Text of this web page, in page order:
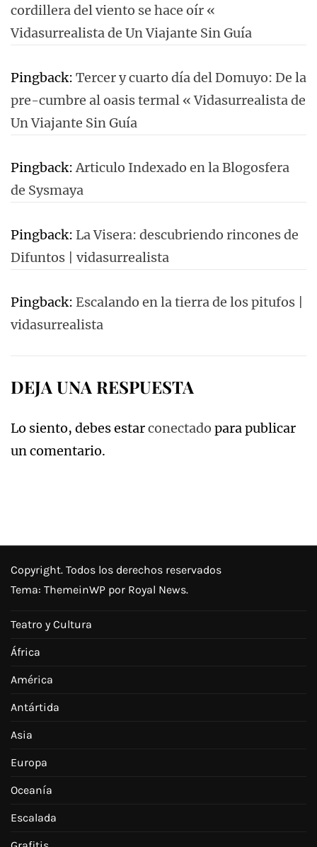
cordillera del viento se hace oír «
Vidasurrealista de Un Viajante Sin Guía
Pingback: Tercer y cuarto día del Domuyo: De la
pre-cumbre al oasis termal « Vidasurrealista de
Un Viajante Sin Guía
Pingback:Articulo Indexado en la Blogosfera
de Sysmaya
Pingback: La Visera: descubriendo rincones de
Difuntos | vidasurrealista
Pingback: Escalando en la tierra de los pitufos |
vidasurrealista
DEJA UNA RESPUESTA
Lo siento, debes estarconectado para publicar
un comentario.
Copyright. Todos los derechos reservados
Tema: ThemeinWP por Royal News.
Teatro y Cultura
África
América
Antártida
Asia
Europa
Oceanía
Escalada